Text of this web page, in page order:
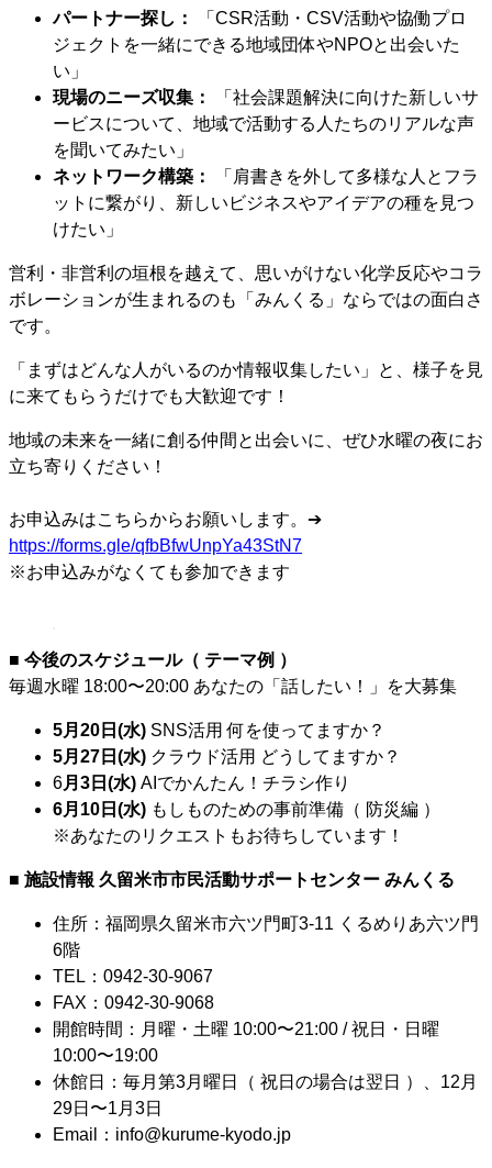
パートナー探し：
「CSR活動・CSV活動や協働プロ
ジェクトを一緒にできる地域団体やNPOと出会いた
い」
現場のニーズ収集：
「社会課題解決に向けた新しいサ
ービスについて、地域で活動する人たちのリアルな声
を聞いてみたい」
ネットワーク構築：
「肩書きを外して多様な人とフラ
ットに繋がり、新しいビジネスやアイデアの種を見つ
けたい」
営利・非営利の垣根を越えて、思いがけない化学反応やコラ
ボレーションが生まれるのも「みんくる」ならではの面白さ
です。
「まずはどんな人がいるのか情報収集したい」と、様子を見
に来てもらうだけでも大歓迎です！
地域の未来を一緒に創る仲間と出会いに、ぜひ水曜の夜にお
立ち寄りください！
お申込みはこちらからお願いします。➔
https://forms.gle/qfbBfwUnpYa43StN7
※お申込みがなくても参加できます
■ 今後のスケジュール（ テーマ例 ）
毎週水曜 18:00〜20:00 あなたの「話したい！」を大募集
5月20日(水) SNS活用 何を使ってますか？
5月27日(水) クラウド活用 どうしてますか？
6月3日(水) AIでかんたん！チラシ作り
6月10日(水) もしものための事前準備（ 防災編 ）
※あなたのリクエストもお待ちしています！
■ 施設情報 久留米市市民活動サポートセンター みんくる
住所：福岡県久留米市六ツ門町3-11 くるめりあ六ツ門
6階
TEL：0942-30-9067
FAX：0942-30-9068
開館時間：月曜・土曜 10:00〜21:00 / 祝日・日曜
10:00〜19:00
休館日：毎月第3月曜日（ 祝日の場合は翌日 ）、12月
29日〜1月3日
Email：info@kurume-kyodo.jp